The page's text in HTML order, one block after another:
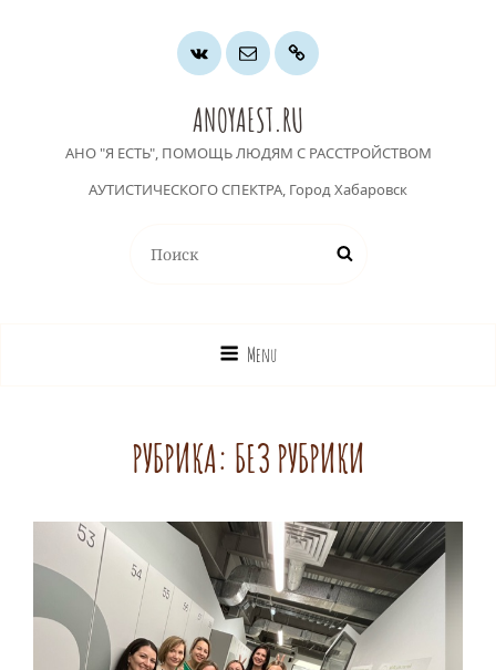
Группа
ВК
ПочтаХочу
помочь
ANOYAEST.RU
АНО "Я ЕСТЬ", ПОМОЩЬ ЛЮДЯМ С РАССТРОЙСТВОМ
АУТИСТИЧЕСКОГО СПЕКТРА, Город Хабаровск
Поиск
Menu
РУБРИКА: БЕЗ РУБРИКИ